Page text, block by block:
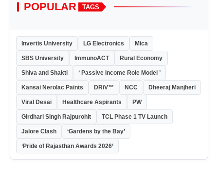
POPULAR TAGS
Invertis University LG Electronics Mica
SBS University ImmunoACT Rural Economy
Shiva and Shakti ‘ Passive Income Role Model ’
Kansai Nerolac Paints DRiV™ NCC Dheeraj Manjheri
Viral Desai Healthcare Aspirants PW
Girdhari Singh Rajpurohit TCL Phase 1 TV Launch
Jalore Clash ‘Gardens by the Bay’
‘Pride of Rajasthan Awards 2026‘